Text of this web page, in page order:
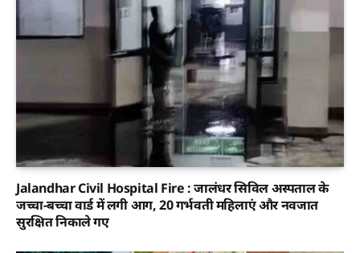
Jalandhar Civil Hospital Fire : जालंधर सिविल अस्पताल के
जच्चा-बच्चा वार्ड में लगी आग, 20 गर्भवती महिलाएं और नवजात
सुरक्षित निकाले गए